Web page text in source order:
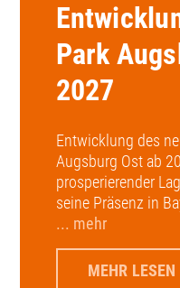
Park
2027
Entwicklung des
Augsburg Ost ab
prosperierender
seine Präsenz in
... mehr
MEHR LESEN